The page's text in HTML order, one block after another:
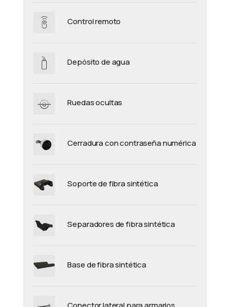
Control remoto
Depósito de agua
Ruedas ocultas
Cerradura con contraseña numérica
Soporte de fibra sintética
Separadores de fibra sintética
Base de fibra sintética